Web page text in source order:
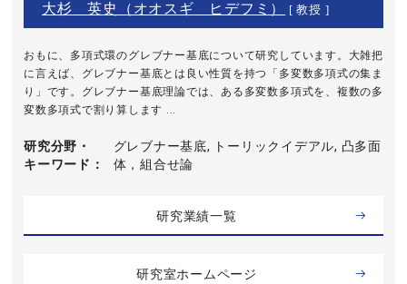
大杉 英史（オオスギ ヒデフミ） [ 教授 ]
おもに、多項式環のグレブナー基底について研究しています。大雑把
に言えば、グレブナー基底とは良い性質を持つ「多変数多項式の集ま
り」です。グレブナー基底理論では、ある多変数多項式を、複数の多
変数多項式で割り算します ...
研究分野・
キーワード
グレブナー基底, トーリックイデアル, 凸多面
体，組合せ論
研究業績一覧
研究室ホームページ